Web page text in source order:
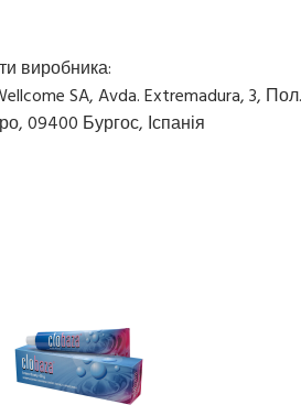
виробника:
SA, Avda. Extremadura, 3,
09400 Бургос, Іспанія